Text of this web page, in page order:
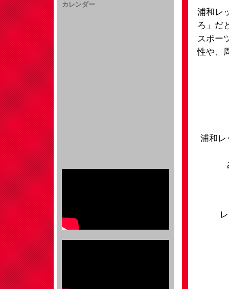
浦和レ
ろ」だ
スポー
性や、
浦和レ
カレンダー